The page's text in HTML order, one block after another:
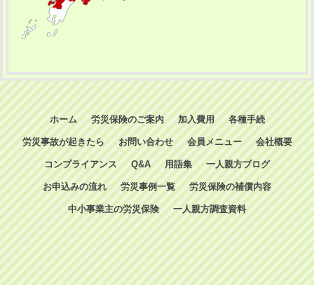
ホーム 労災保険のご案内 加入費用 各種手続
労災事故が起きたら お問い合わせ 会員メニュー 会社概要
コンプライアンス Q&A 用語集 一人親方ブログ
お申込みの流れ 労災事例一覧 労災保険の補償内容
中小事業主の労災保険 一人親方調査資料